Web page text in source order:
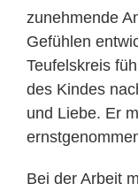
zunehmende
Gefühlen
Teufelskreis
des Kindes
und Liebe. Er
Bei der Arbeit